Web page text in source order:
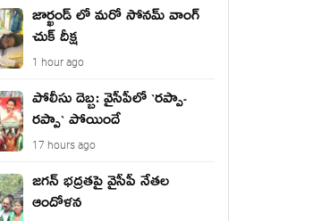
జార్ఖండ్ లో మరో సోనమ్ వాంగ్
చుక్ దీక్ష
1 hour ago
పోలీసు దెబ్బ: వైసీపీలో `ర‌ప్పా-
ర‌ప్పా` పోయిందే
17 hours ago
జ‌గ‌న్ భద్రతపై వైసీపీ నేతల
ఆందోళన